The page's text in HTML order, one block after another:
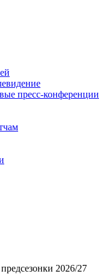
пресс-конференции
2026/27